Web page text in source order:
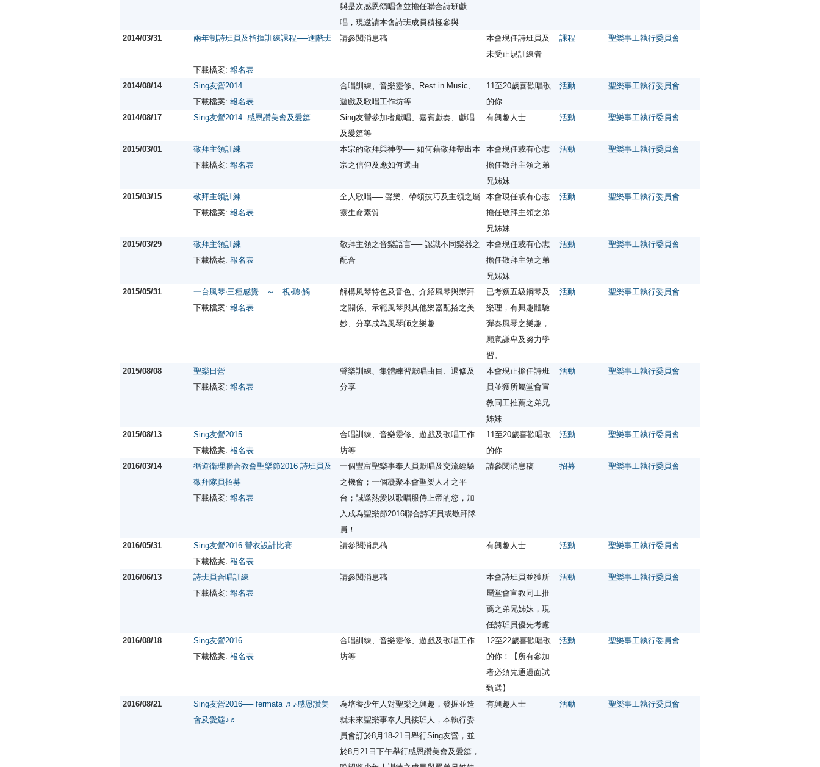
與是次感恩頌唱會並擔任聯合詩班獻
唱，現邀請本會詩班成員積極參與
2014/03/31 兩年制詩班員及指揮訓練課程──進階班
下載檔案: 報名表
請參閱消息稿
本會現任詩班員及
未受正規訓練者
課程 聖樂事工執行委員會
2014/08/14
Sing友營2014
下載檔案: 報名表
合唱訓練、音樂靈修、Rest in Music、
遊戲及歌唱工作坊等
11至20歲喜歡唱歌
的你
活動 聖樂事工執行委員會
2014/08/17 Sing友營2014--感恩讚美會及愛筵
Sing友營參加者獻唱、嘉賓獻奏、獻唱
及愛筵等
有興趣人士 活動 聖樂事工執行委員會
2015/03/01
敬拜主領訓練
下載檔案: 報名表
本宗的敬拜與神學── 如何藉敬拜帶出本
宗之信仰及應如何選曲
本會現任或有心志
擔任敬拜主領之弟
兄姊妹
活動 聖樂事工執行委員會
2015/03/15
敬拜主領訓練
下載檔案: 報名表
全人歌唱── 聲樂、帶領技巧及主領之屬
靈生命素質
本會現任或有心志
擔任敬拜主領之弟
兄姊妹
活動 聖樂事工執行委員會
2015/03/29
敬拜主領訓練
下載檔案: 報名表
敬拜主領之音樂語言── 認識不同樂器之
配合
本會現任或有心志
擔任敬拜主領之弟
兄姊妹
活動 聖樂事工執行委員會
2015/05/31
一台風琴‧三種感覺 ～ 視‧聽‧觸
下載檔案: 報名表
解構風琴特色及音色、介紹風琴與崇拜
之關係、示範風琴與其他樂器配搭之美
妙、分享成為風琴師之樂趣
已考獲五級鋼琴及
樂理，有興趣體驗
彈奏風琴之樂趣，
願意謙卑及努力學
習。
活動 聖樂事工執行委員會
2015/08/08
聖樂日營
下載檔案: 報名表
聲樂訓練、集體練習獻唱曲目、退修及
分享
本會現正擔任詩班
員並獲所屬堂會宣
教同工推薦之弟兄
姊妹
活動 聖樂事工執行委員會
2015/08/13
Sing友營2015
下載檔案: 報名表
合唱訓練、音樂靈修、遊戲及歌唱工作
坊等
11至20歲喜歡唱歌
的你
活動 聖樂事工執行委員會
2016/03/14
循道衛理聯合教會聖樂節2016 詩班員及
敬拜隊員招募
下載檔案: 報名表
一個豐富聖樂事奉人員獻唱及交流經驗
之機會；一個凝聚本會聖樂人才之平
台；誠邀熱愛以歌唱服侍上帝的您，加
入成為聖樂節2016聯合詩班員或敬拜隊
員！
請參閱消息稿 招募 聖樂事工執行委員會
2016/05/31
Sing友營2016 營衣設計比賽
下載檔案: 報名表
請參閱消息稿 有興趣人士 活動 聖樂事工執行委員會
2016/06/13
詩班員合唱訓練
下載檔案: 報名表
請參閱消息稿
本會詩班員並獲所
屬堂會宣教同工推
薦之弟兄姊妹，現
任詩班員優先考慮
活動 聖樂事工執行委員會
2016/08/18
Sing友營2016
下載檔案: 報名表
合唱訓練、音樂靈修、遊戲及歌唱工作
坊等
12至22歲喜歡唱歌
的你！【所有參加
者必須先通過面試
甄選】
活動 聖樂事工執行委員會
2016/08/21
Sing友營2016── fermata ♬♪感恩讚美
會及愛筵♪♬
為培養少年人對聖樂之興趣，發掘並造
就未來聖樂事奉人員接班人，本執行委
員會訂於8月18-21日舉行Sing友營，並
於8月21日下午舉行感恩讚美會及愛筵，
有興趣人士 活動 聖樂事工執行委員會